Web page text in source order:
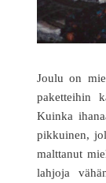
Joulu on
paketteihin
Kuinka
pikkuinen,
malttanut
lahjoja